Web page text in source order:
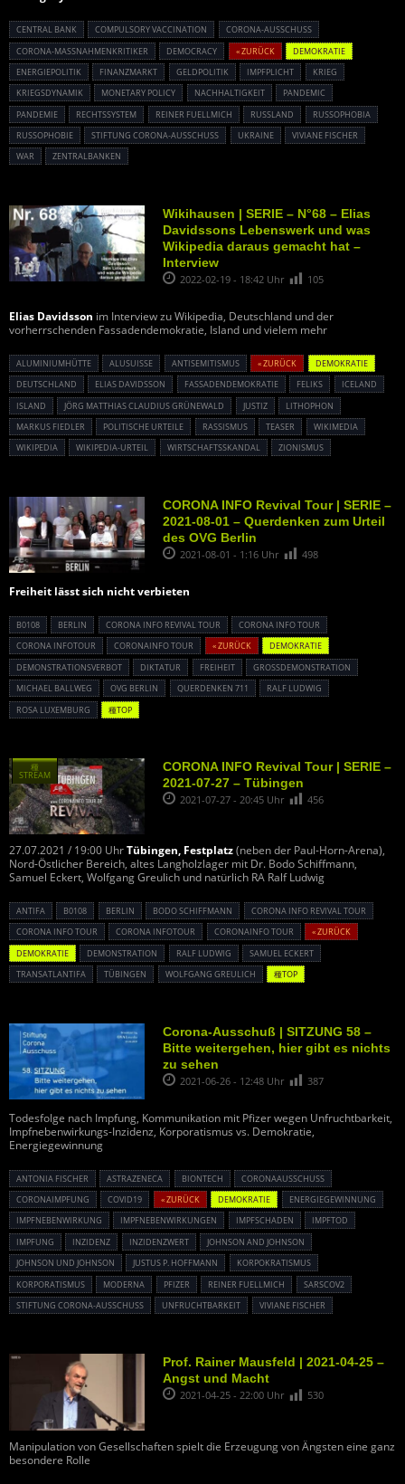
CENTRAL BANK COMPULSORY VACCINATION
CORONA-AUSSCHUSS
CORONA-MASSNAHMENKRITIKER
DEMOCRACY « ZURÜCK
DEMOKRATIE
ENERGIEPOLITIK
FINANZMARKT GELDPOLITIK IMPFPLICHT
KRIEG
KRIEGSDYNAMIK
MONETARY POLICY NACHHALTIGKEIT
PANDEMIC
PANDEMIE
RECHTSSYSTEM REINER FUELLMICH RUSSLAND
RUSSOPHOBIA
RUSSOPHOBIE
STIFTUNG CORONA-AUSSCHUSS UKRAINE
VIVIANE FISCHER
WAR
ZENTRALBANKEN
Wikihausen | SERIE – N°68 – Elias
Davidssons Lebenswerk und was
Wikipedia daraus gemacht hat –
Interview
2022-02-19 - 18:42 Uhr 105
Elias Davidsson im Interview zu Wikipedia, Deutschland und der
vorherrschenden Fassadendemokratie, Island und vielem mehr
ALUMINIUMHÜTTE ALUSUISSE ANTISEMITISMUS « ZURÜCK
DEMOKRATIE
DEUTSCHLAND
ELIAS DAVIDSSON FASSADENDEMOKRATIE FELIKS
ICELAND
ISLAND
JÖRG MATTHIAS CLAUDIUS GRÜNEWALD JUSTIZ
LITHOPHON
MARKUS FIEDLER
POLITISCHE URTEILE RASSISMUS TEASER
WIKIMEDIA
WIKIPEDIA
WIKIPEDIA-URTEIL WIRTSCHAFTSSKANDAL ZIONISMUS
CORONA INFO Revival Tour | SERIE –
2021-08-01 – Querdenken zum Urteil
des OVG Berlin
2021-08-01 - 1:16 Uhr 498
Freiheit lässt sich nicht verbieten
B0108 BERLIN CORONA INFO REVIVAL TOUR
CORONA INFO TOUR
CORONA INFOTOUR
CORONAINFO TOUR « ZURÜCK
DEMOKRATIE
DEMONSTRATIONSVERBOT
DIKTATUR FREIHEIT
GROSSDEMONSTRATION
MICHAEL BALLWEG
OVG BERLIN QUERDENKEN 711
RALF LUDWIG
ROSA LUXEMBURG
種TOP
CORONA INFO Revival Tour | SERIE –
2021-07-27 – Tübingen
2021-07-27 - 20:45 Uhr 456
27.07.2021 / 19:00 UhrTübingen, Festplatz(neben der Paul-Horn-Arena),
Nord-Östlicher Bereich, altes Langholzlager mit Dr. Bodo Schiffmann,
Samuel Eckert, Wolfgang Greulich und natürlich RA Ralf Ludwig
ANTIFA B0108 BERLIN BODO SCHIFFMANN
CORONA INFO REVIVAL TOUR
CORONA INFO TOUR
CORONA INFOTOUR CORONAINFO TOUR
« ZURÜCK
DEMOKRATIE
DEMONSTRATION RALF LUDWIG
SAMUEL ECKERT
TRANSATLANTIFA
TÜBINGEN WOLFGANG GREULICH
種
STREAM
種TOP
Corona-Ausschuß | SITZUNG 58 –
Bitte weitergehen, hier gibt es nichts
zu sehen
2021-06-26 - 12:48 Uhr 387
Todesfolge nach Impfung, Kommunikation mit Pfizer wegen Unfruchtbarkeit,
Impfnebenwirkungs-Inzidenz, Korporatismus vs. Demokratie,
Energiegewinnung
ANTONIA FISCHER ASTRAZENECA BIONTECH
CORONAAUSSCHUSS
CORONAIMPFUNG
COVID19 « ZURÜCK DEMOKRATIE
ENERGIEGEWINNUNG
IMPFNEBENWIRKUNG
IMPFNEBENWIRKUNGEN IMPFSCHADEN
IMPFTOD
IMPFUNG
INZIDENZ INZIDENZWERT
JOHNSON AND JOHNSON
JOHNSON UND JOHNSON
JUSTUS P. HOFFMANN
KORPOKRATISMUS
KORPORATISMUS
MODERNA PFIZER REINER FUELLMICH
SARSCOV2
STIFTUNG CORONA-AUSSCHUSS
UNFRUCHTBARKEIT VIVIANE FISCHER
Prof. Rainer Mausfeld | 2021-04-25 –
Angst und Macht
2021-04-25 - 22:00 Uhr 530
Manipulation von Gesellschaften spielt die Erzeugung von Ängsten eine ganz
besondere Rolle